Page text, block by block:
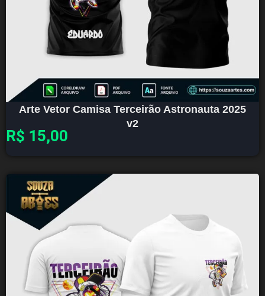
Arte Vetor Camisa Terceirão Astronauta 2025
v2
R$ 15,00